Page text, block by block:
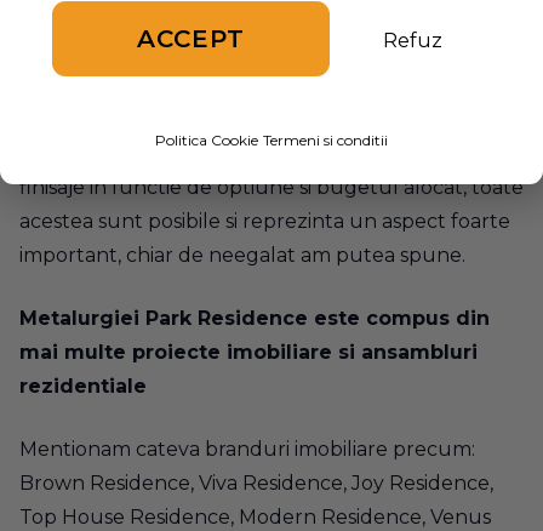
dam posibilitatea oamenilor sa aleaga din cat mai
multe variante si acesta este un aspect la care
finisaje in functie de optiune si bugetul alocat, toate
acestea sunt posibile si reprezinta un aspect foarte
important, chiar de neegalat am putea spune.
Metalurgiei Park Residence este compus din
mai multe proiecte imobiliare si ansambluri
rezidentiale
Mentionam cateva branduri imobiliare precum:
Brown Residence, Viva Residence, Joy Residence,
Top House Residence, Modern Residence, Venus
ACCEPT Refuz
Politica Cookie Termeni si conditii